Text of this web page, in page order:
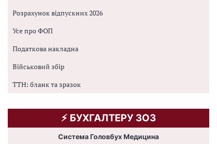
Розрахунок відпускних 2026
Усе про ФОП
Податкова накладна
Військовий збір
ТТН: бланк та зразок
⚡️ БУХГАЛТЕРУ ЗОЗ
Система Головбух Медицина